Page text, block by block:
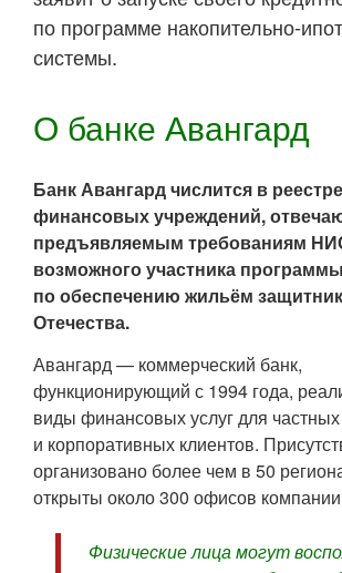
по программе накопительно-
системы.
О банке Авангард
Банк Авангард числится в реестре
финансовых учреждений,
предъявляемым требованиям
возможного участника программы
по обеспечению жильём
Отечества.
Авангард — коммерческий банк,
функционирующий с 1994 года,
виды финансовых услуг для частных
и корпоративных клиентов.
организовано более чем в 50
открыты около 300 офисов
Физические лица могут